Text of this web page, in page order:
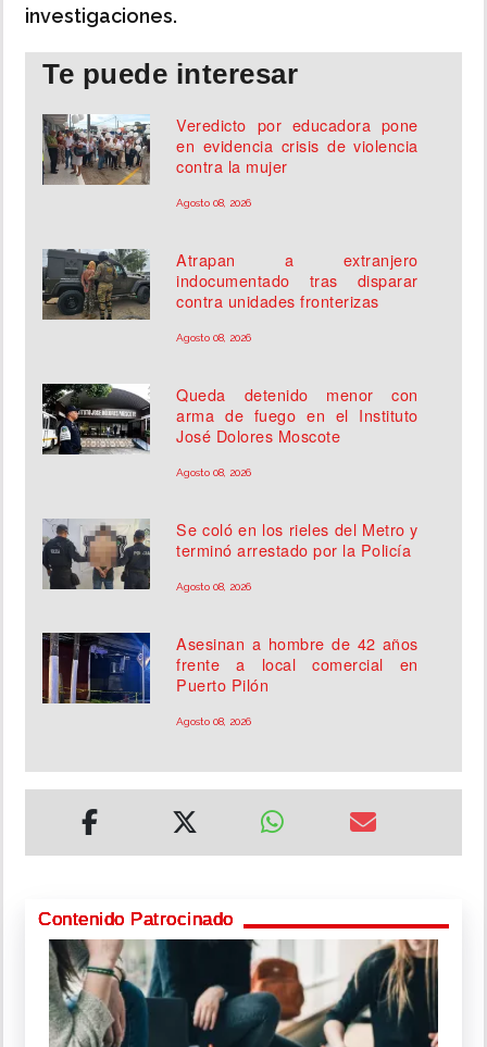
investigaciones.
Te puede interesar
Veredicto por educadora pone
en evidencia crisis de violencia
contra la mujer
Agosto 08, 2026
Atrapan a extranjero
indocumentado tras disparar
contra unidades fronterizas
Agosto 08, 2026
Queda detenido menor con
arma de fuego en el Instituto
José Dolores Moscote
Agosto 08, 2026
Se coló en los rieles del Metro y
terminó arrestado por la Policía
Agosto 08, 2026
Asesinan a hombre de 42 años
frente a local comercial en
Puerto Pilón
Agosto 08, 2026
Contenido Patrocinado